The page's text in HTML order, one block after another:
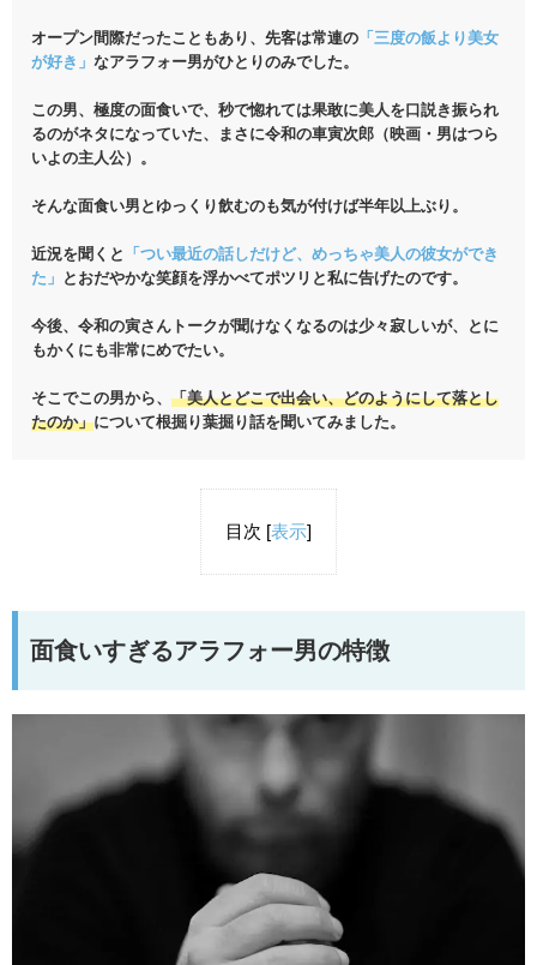
オープン間際だったこともあり、先客は常連の 「三度の飯より美女
が好き」 なアラフォー男がひとりのみでした。
この男、極度の面食いで、秒で惚れては果敢に美人を口説き振られ
るのがネタになっていた、まさに令和の車寅次郎（映画・男はつら
いよの主人公）。
そんな面食い男とゆっくり飲むのも気が付けば半年以上ぶり。
近況を聞くと 「つい最近の話しだけど、めっちゃ美人の彼女ができ
た」 とおだやかな笑顔を浮かべてポツリと私に告げたのです。
今後、令和の寅さんトークが聞けなくなるのは少々寂しいが、とに
もかくにも非常にめでたい。
そこでこの男から、 「美人とどこで出会い、どのようにして落とし
たのか」について根掘り葉掘り話を聞いてみました。
目次 [表示]
面食いすぎるアラフォー男の特徴